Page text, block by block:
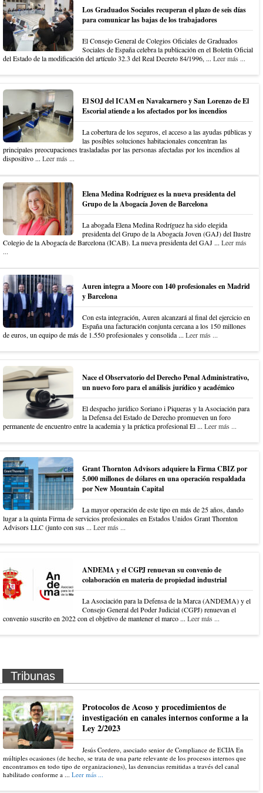
Los Graduados Sociales recuperan el plazo de seis días
para comunicar las bajas de los trabajadores
El Consejo General de Colegios Oficiales de Graduados
Sociales de España celebra la publicación en el Boletín Oficial
del Estado de la modificación del artículo 32.3 del Real Decreto 84/1996, ... Leer más ...
El SOJ del ICAM en Navalcarnero y San Lorenzo de El
Escorial atiende a los afectados por los incendios
La cobertura de los seguros, el acceso a las ayudas públicas y
las posibles soluciones habitacionales concentran las
principales preocupaciones trasladadas por las personas afectadas por los incendios al
dispositivo ... Leer más ...
Elena Medina Rodríguez es la nueva presidenta del
Grupo de la Abogacía Joven de Barcelona
La abogada Elena Medina Rodríguez ha sido elegida
presidenta del Grupo de la Abogacía Joven (GAJ) del Ilustre
Colegio de la Abogacía de Barcelona (ICAB). La nueva presidenta del GAJ ... Leer más
...
Auren integra a Moore con 140 profesionales en Madrid
y Barcelona
Con esta integración, Auren alcanzará al final del ejercicio en
España una facturación conjunta cercana a los 150 millones
de euros, un equipo de más de 1.550 profesionales y consolida ... Leer más ...
Nace el Observatorio del Derecho Penal Administrativo,
un nuevo foro para el análisis jurídico y académico
El despacho jurídico Soriano i Piqueras y la Asociación para
la Defensa del Estado de Derecho promueven un foro
permanente de encuentro entre la academia y la práctica profesional El ... Leer más ...
Grant Thornton Advisors adquiere la Firma CBIZ por
5.000 millones de dólares en una operación respaldada
por New Mountain Capital
La mayor operación de este tipo en más de 25 años, dando
lugar a la quinta Firma de servicios profesionales en Estados Unidos Grant Thornton
Advisors LLC (junto con sus ... Leer más ...
ANDEMA y el CGPJ renuevan su convenio de
colaboración en materia de propiedad industrial
La Asociación para la Defensa de la Marca (ANDEMA) y el
Consejo General del Poder Judicial (CGPJ) renuevan el
convenio suscrito en 2022 con el objetivo de mantener el marco ... Leer más ...
Tribunas
Protocolos de Acoso y procedimientos de
investigación en canales internos conforme a la
Ley 2/2023
Jesús Cordero, asociado senior de Compliance de ECIJA En
múltiples ocasiones (de hecho, se trata de una parte relevante de los procesos internos que
encontramos en todo tipo de organizaciones), las denuncias remitidas a través del canal
habilitado conforme a ... Leer más ...